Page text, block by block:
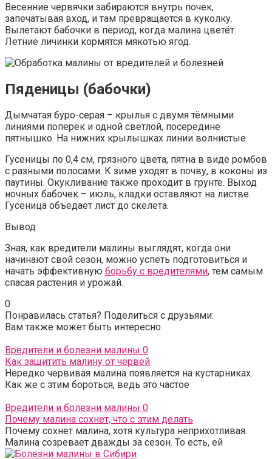
Весенние червячки забираются внутрь почек,
запечатывая вход, и там превращается в куколку.
Вылетают бабочки в период, когда малина цветёт.
Летние личинки кормятся мякотью ягод.
Пяденицы (бабочки)
Дымчатая буро-серая – крылья с двумя тёмными
линиями поперёк и одной светлой, посередине
пятнышко. На нижних крылышках линии волнистые.
Гусеницы по 0,4 см, грязного цвета, пятна в виде ромбов
с разными полосами. К зиме уходят в почву, в коконы из
паутины. Окукливание также проходит в грунте. Выход
ночных бабочек – июль, кладки оставляют на листве.
Гусеница объедает лист до скелета.
Вывод
Зная, как вредители малины выглядят, когда они
начинают свой сезон, можно успеть подготовиться и
начать эффективную борьбу с вредителями, тем самым
спасая растения и урожай.
0
Понравилась статья? Поделиться с друзьями:
Вам также может быть интересно
Вредители и болезни малины 0
Как защитить малину от червей
Нередко червивая малина появляется на кустарниках.
Как же с этим бороться, ведь это частое
Вредители и болезни малины 0
Почему малина сохнет, что с этим делать
Почему сохнет малина, хотя культура неприхотливая.
Малина созревает дважды за сезон. То есть, ей